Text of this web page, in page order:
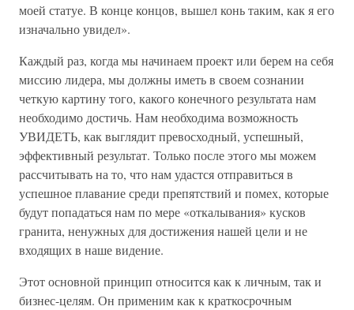
моей статуе. В конце концов, вышел конь таким, как я его
изначально увидел».
Каждый раз, когда мы начинаем проект или берем на себя
миссию лидера, мы должны иметь в своем сознании
четкую картину того, какого конечного результата нам
необходимо достичь. Нам необходима возможность
УВИДЕТЬ, как выглядит превосходный, успешный,
эффективный результат. Только после этого мы можем
рассчитывать на то, что нам удастся отправиться в
успешное плавание среди препятствий и помех, которые
будут попадаться нам по мере «откалывания» кусков
гранита, ненужных для достижения нашей цели и не
входящих в наше видение.
Этот основной принцип относится как к личным, так и
бизнес-целям. Он применим как к краткосрочным